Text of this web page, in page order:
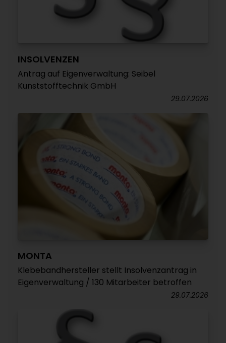
INSOLVENZEN
Antrag auf Eigenverwaltung: Seibel
Kunststofftechnik GmbH
29.07.2026
MONTA
Klebebandhersteller stellt Insolvenzantrag in
Eigenverwaltung / 130 Mitarbeiter betroffen
29.07.2026